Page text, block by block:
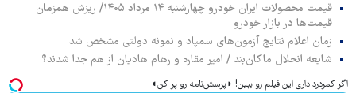
قیمت محصولات ایران خودرو چهارشنبه ۱۴ مرداد ۱۴۰۵/ ریزش همزمان
قیمت‌ها در بازار خودرو
زمان اعلام نتایج آزمون‌های سمپاد و نمونه دولتی مشخص شد
شایعه انحلال ماکان‌بند / امیر مقاره و رهام هادیان از هم جدا شدند؟
اگر کمردرد داری این فیلم رو ببین! ◗پرسش‌نامه رو پر کن◖